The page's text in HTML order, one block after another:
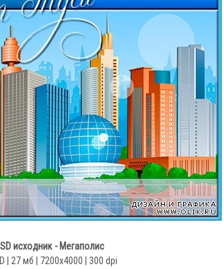
исходник - Мегаполис
| 27 мб | 7200х4000 | 300 dpi